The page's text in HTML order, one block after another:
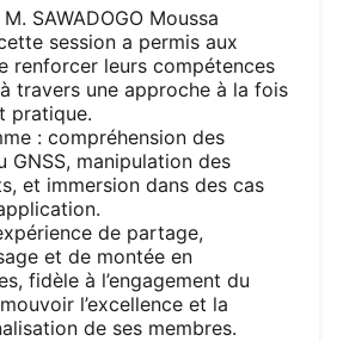
SAWADOGO Moussa
session a permis aux
renforcer leurs compétences
travers une approche à la fois
pratique.
: compréhension des
GNSS, manipulation des
et immersion dans des cas
de partage,
et de montée en
fidèle à l’engagement du
l’excellence et la
de ses membres.